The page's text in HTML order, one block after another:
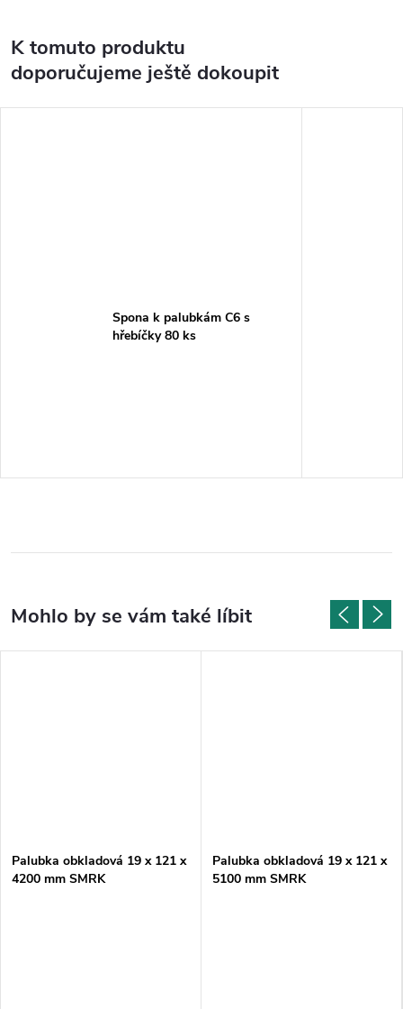
K tomuto produktu
doporučujeme ještě dokoupit
Spona k palubkám C6 s
hřebíčky 80 ks
Palubka obkladová 19 x 121 x
4200 mm SMRK
Palubka obkladová 19 x 121 x
5100 mm SMRK